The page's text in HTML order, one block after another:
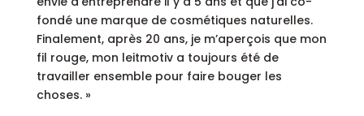
fondé une marque de cosmétiques naturelles.
Finalement, après 20 ans, je m’aperçois que mon
fil rouge, mon leitmotiv a toujours été de
travailler ensemble pour faire bouger les
choses. »